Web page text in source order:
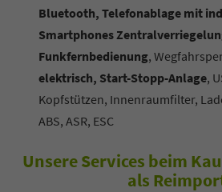
Bluetooth, Telefonablage mit
Smartphones
Funkfernbedienung,
elektrisch, Start-Stopp-Anlage,
Kopfstützen, Innenraumfilter,
ABS, ASR, ESC
Unsere Services beim
als